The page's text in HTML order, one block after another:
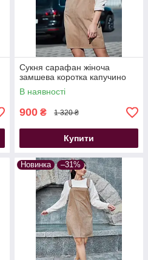
Сукня сарафан жіноча
замшева коротка капучино
В наявності
900 ₴ 1 320 ₴
Купити
Новинка –31%